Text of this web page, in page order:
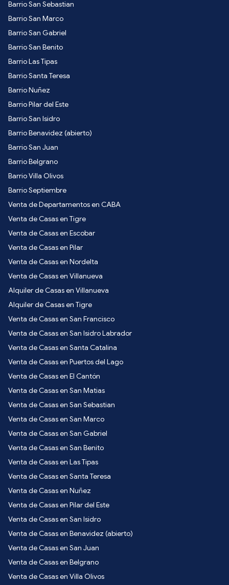
Barrio San Sebastian
Barrio San Marco
Barrio San Gabriel
Barrio San Benito
Barrio Las Tipas
Barrio Santa Teresa
Barrio Nuñez
Barrio Pilar del Este
Barrio San Isidro
Barrio Benavidez (abierto)
Barrio San Juan
Barrio Belgrano
Barrio Villa Olivos
Barrio Septiembre
Venta de Departamentos en CABA
Venta de Casas en Tigre
Venta de Casas en Escobar
Venta de Casas en Pilar
Venta de Casas en Nordelta
Venta de Casas en Villanueva
Alquiler de Casas en Villanueva
Alquiler de Casas en Tigre
Venta de Casas en San Francisco
Venta de Casas en San Isidro Labrador
Venta de Casas en Santa Catalina
Venta de Casas en Puertos del Lago
Venta de Casas en El Cantón
Venta de Casas en San Matias
Venta de Casas en San Sebastian
Venta de Casas en San Marco
Venta de Casas en San Gabriel
Venta de Casas en San Benito
Venta de Casas en Las Tipas
Venta de Casas en Santa Teresa
Venta de Casas en Nuñez
Venta de Casas en Pilar del Este
Venta de Casas en San Isidro
Venta de Casas en Benavidez (abierto)
Venta de Casas en San Juan
Venta de Casas en Belgrano
Venta de Casas en Villa Olivos